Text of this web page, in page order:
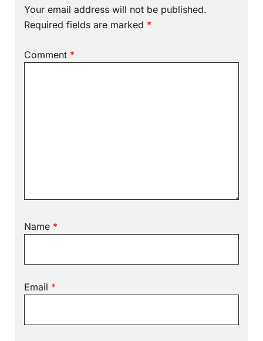
Your email address will not be published.
Required fields are marked *
Comment *
Name *
Email *